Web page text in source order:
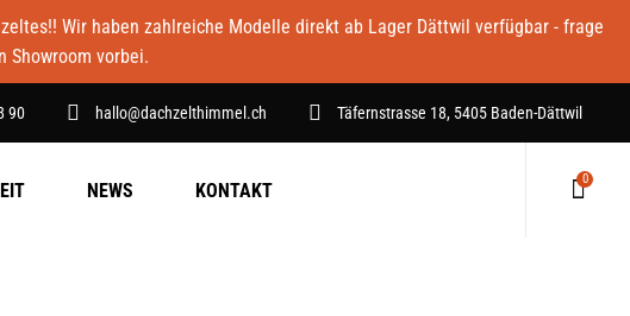
Wir haben zahlreiche Modelle direkt ab Lager Dättwil verfügbar - frage
Showroom vorbei.
90 hallo@dachzelthimmel.ch Täfernstrasse 18, 5405 Baden-Dättwil
NEWS KONTAKT 0